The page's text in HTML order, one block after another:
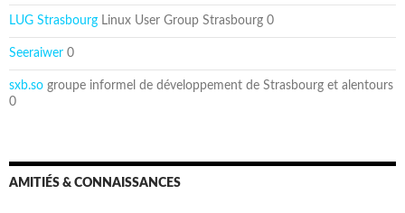
LUG Strasbourg Linux User Group Strasbourg 0
Seeraiwer 0
sxb.so groupe informel de développement de Strasbourg et alentours
0
AMITIÉS & CONNAISSANCES